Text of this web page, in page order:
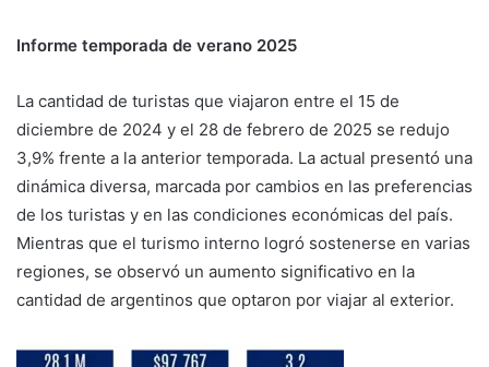
Informe temporada de verano 2025
La cantidad de turistas que viajaron entre el 15 de
diciembre de 2024 y el 28 de febrero de 2025 se redujo
3,9% frente a la anterior temporada. La actual presentó una
dinámica diversa, marcada por cambios en las preferencias
de los turistas y en las condiciones económicas del país.
Mientras que el turismo interno logró sostenerse en varias
regiones, se observó un aumento significativo en la
cantidad de argentinos que optaron por viajar al exterior.